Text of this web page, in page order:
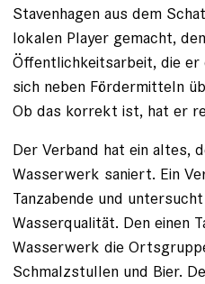
Stavenhagen aus dem
lokalen Player gemacht,
Öffentlichkeitsarbeit, die
sich neben Fördermitteln
Ob das korrekt ist, hat er
Der Verband hat ein altes,
Wasserwerk saniert. Ein
Tanzabende und
Wasserqualität. Den einen
Wasserwerk die
Schmalzstullen und Bier.